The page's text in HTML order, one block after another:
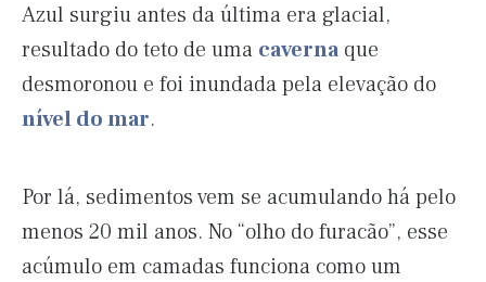
Azul surgiu antes da última era glacial,
resultado do teto de uma caverna que
desmoronou e foi inundada pela elevação do
nível do mar.
Por lá, sedimentos vem se acumulando há pelo
menos 20 mil anos. No “olho do furacão”, esse
acúmulo em camadas funciona como um